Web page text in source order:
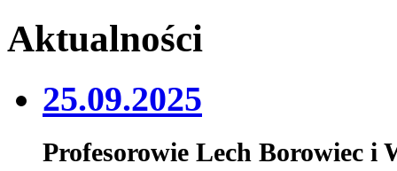
Aktualności
25.09.2025
Profesorowie Lech Borowiec i